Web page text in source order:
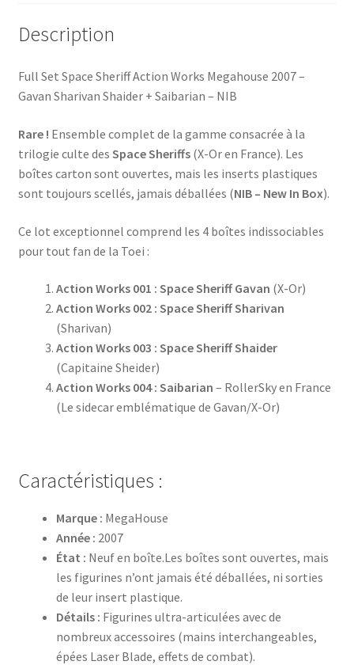
Description
Full Set Space Sheriff Action Works Megahouse 2007 –
Gavan Sharivan Shaider + Saibarian – NIB
Rare ! Ensemble complet de la gamme consacrée à la
trilogie culte des Space Sheriffs(X-Or en France). Les
boîtes carton sont ouvertes, mais les inserts plastiques
sont toujours scellés, jamais déballées (NIB – New In Box).
Ce lot exceptionnel comprend les 4 boîtes indissociables
pour tout fan de la Toei :
Action Works 001 : Space Sheriff Gavan (X-Or)
Action Works 002 : Space Sheriff Sharivan
(Sharivan)
Action Works 003 : Space Sheriff Shaider
(Capitaine Sheider)
Action Works 004 : Saibarian – RollerSky en France
(Le sidecar emblématique de Gavan/X-Or)
Caractéristiques :
Marque : MegaHouse
Année : 2007
État : Neuf en boîte.Les boîtes sont ouvertes, mais
les figurines n’ont jamais été déballées, ni sorties
de leur insert plastique.
Détails : Figurines ultra-articulées avec de
nombreux accessoires (mains interchangeables,
épées Laser Blade, effets de combat).